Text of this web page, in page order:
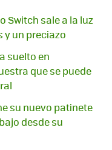
Switch sale a la luz
y un preciazo
suelto en
que se puede
su nuevo patinete
desde su